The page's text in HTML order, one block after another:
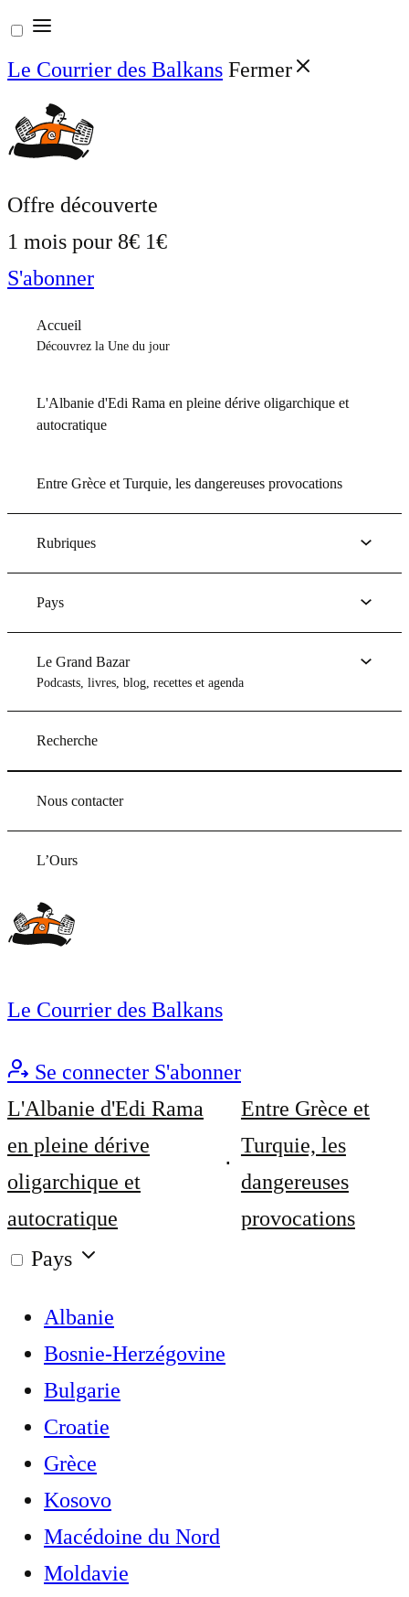
Aller
au
contenu
Le Courrier des Balkans Fermer
Offre découverte
1 mois pour 8€ 1€
S'abonner
Accueil
Découvrez la Une du jour
L'Albanie d'Edi Rama en pleine dérive oligarchique et
autocratique
Entre Grèce et Turquie, les dangereuses provocations
Rubriques
Pays
Le Grand Bazar
Podcasts, livres, blog, recettes et agenda
Recherche
Nous contacter
L’Ours
Le Courrier des Balkans
Se connecter S'abonner
L'Albanie d'Edi Rama
en pleine dérive
oligarchique et
autocratique
Entre Grèce et
Turquie, les
dangereuses
provocations
Pays
Albanie
Bosnie-Herzégovine
Bulgarie
Croatie
Grèce
Kosovo
Macédoine du Nord
Moldavie